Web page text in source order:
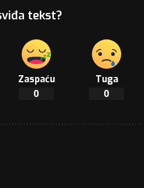
tekst?
Zaspaću
0
Tuga
0